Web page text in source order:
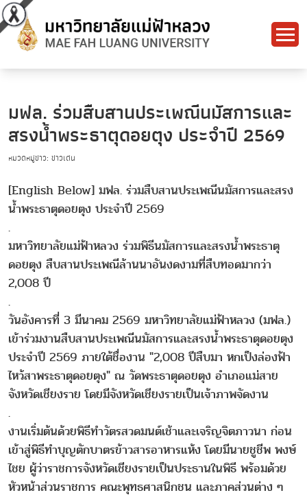
มฟล. ร่วมสืบสานประเพณีนมัสการและ
สรงน้ำพระธาตุดอยตุง ประจำปี 2569
หมวดหมู่ข่าว: ข่าวเด่น
[English Below] มฟล. ร่วมสืบสานประเพณีนมัสการและสรง
น้ำพระธาตุดอยตุง ประจำปี 2569
.
มหาวิทยาลัยแม่ฟ้าหลวง ร่วมพิธีนมัสการและสรงน้ำพระธาตุ
ดอยตุง สืบสานประเพณีล้านนาอันงดงามที่สืบทอดมากว่า
2,008 ปี
.
วันอังคารที่ 3 มีนาคม 2569 มหาวิทยาลัยแม่ฟ้าหลวง (มฟล.)
เข้าร่วมงานสืบสานประเพณีนมัสการและสรงน้ำพระธาตุดอยตุง
ประจำปี 2569 ภายใต้ชื่องาน "2,008 ปีสืบมา หกเป็งล่องฟ้า
ไหว้สาพระธาตุดอยตุง" ณ วัดพระธาตุดอยตุง อำเภอแม่สาย
จังหวัดเชียงราย โดยมีจังหวัดเชียงรายเป็นเจ้าภาพจัดงาน
.
งานเริ่มต้นด้วยพิธีทำวัตรสวดมนต์เช้าและเจริญจิตภาวนา ก่อน
เข้าสู่พิธีทำบุญตักบาตรข้าวสารอาหารแห้ง โดยมีนายชูชีพ พงษ์
ไชย ผู้ว่าราชการจังหวัดเชียงรายเป็นประธานในพิธี พร้อมด้วย
หัวหน้าส่วนราชการ คณะพุทธศาสนิกชน และภาคส่วนต่าง ๆ